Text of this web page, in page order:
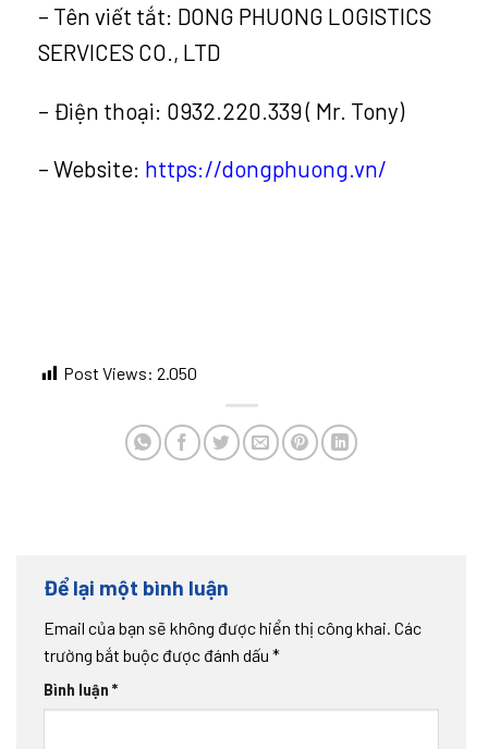
– Tên viết tắt: DONG PHUONG LOGISTICS
SERVICES CO., LTD
– Điện thoại: 0932.220.339 ( Mr. Tony)
– Website: https://dongphuong.vn/
Post Views: 2.050
Để lại một bình luận
Email của bạn sẽ không được hiển thị công khai. Các
trường bắt buộc được đánh dấu *
Bình luận *